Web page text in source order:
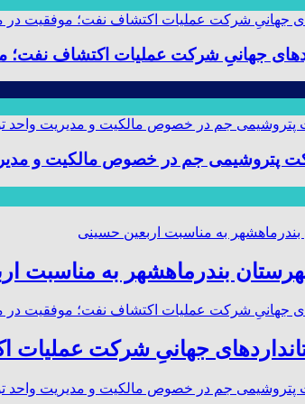
پتروشیمی جم در خصوص مالکیت و
بندرماهشهر به مناسبت